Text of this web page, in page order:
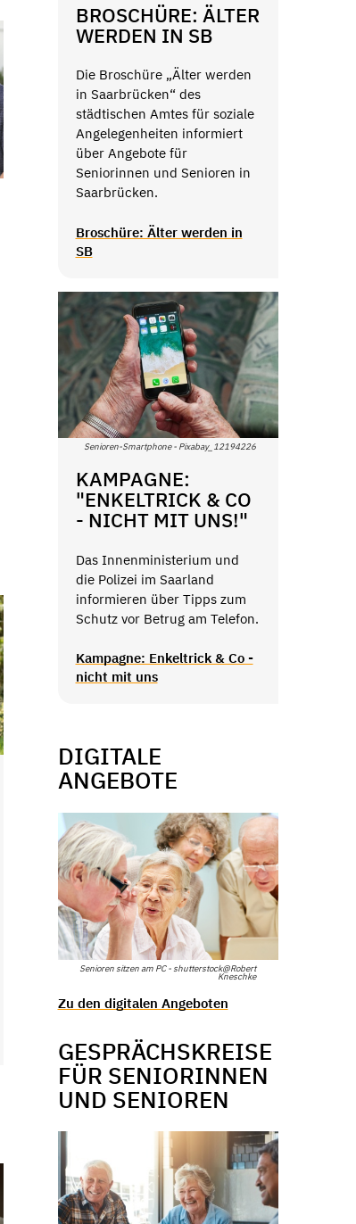
BROSCHÜRE: ÄLTER
WERDEN IN SB
Die Broschüre „Älter werden
in Saarbrücken“ des
städtischen Amtes für soziale
Angelegenheiten informiert
über Angebote für
Seniorinnen und Senioren in
Saarbrücken.
Broschüre: Älter werden in
SB
Senioren-Smartphone - Pixabay_12194226
KAMPAGNE:
"ENKELTRICK & CO
- NICHT MIT UNS!"
Das Innenministerium und
die Polizei im Saarland
informieren über Tipps zum
Schutz vor Betrug am Telefon.
Kampagne: Enkeltrick & Co -
nicht mit uns
DIGITALE
ANGEBOTE
Senioren sitzen am PC - shutterstock@Robert
Kneschke
Zu den digitalen Angeboten
GESPRÄCHSKREISE
FÜR SENIORINNEN
UND SENIOREN